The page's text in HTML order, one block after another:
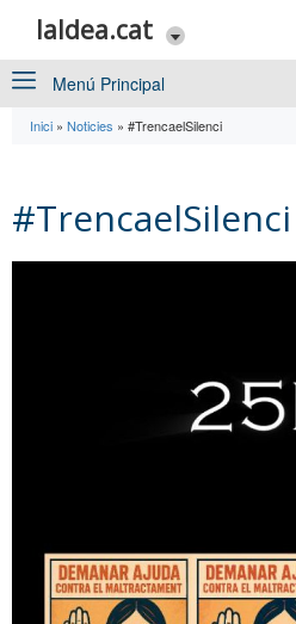
laldea.cat
Menú Principal
Inici » Noticies » #TrencaelSilenci
#TrencaelSilenci